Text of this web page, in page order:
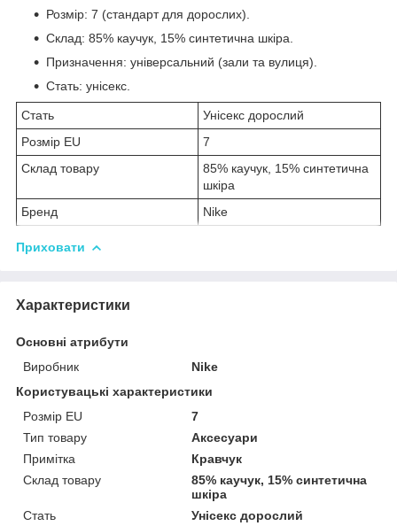
Розмір: 7 (стандарт для дорослих).
Склад: 85% каучук, 15% синтетична шкіра.
Призначення: універсальний (зали та вулиця).
Стать: унісекс.
Стать
Унісекс дорослий
Pозмір EU
7
Склад товару
85% каучук, 15% синтетична
шкіра
Бренд
Nike
Приховати
Характеристики
Основні атрибути
Виробник
Nike
Користувацькі характеристики
Pозмір EU
7
Тип товару
Аксесуари
Примітка
Кравчук
Склад товару
85% каучук, 15% синтетична
шкіра
Стать
Унісекс дорослий